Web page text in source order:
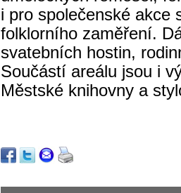
i pro společenské akce
folklorního zaměření.
svatebních hostin,
Součástí areálu jsou i
Městské knihovny a